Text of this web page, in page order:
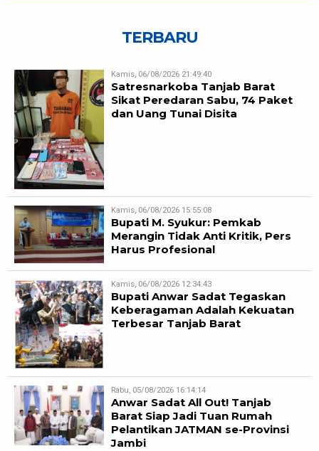
TERBARU
Kamis, 06/08/2026 21:49:40
Satresnarkoba Tanjab Barat
Sikat Peredaran Sabu, 74 Paket
dan Uang Tunai Disita
Kamis, 06/08/2026 15:55:08
Bupati M. Syukur: Pemkab
Merangin Tidak Anti Kritik, Pers
Harus Profesional
Kamis, 06/08/2026 12:34:43
Bupati Anwar Sadat Tegaskan
Keberagaman Adalah Kekuatan
Terbesar Tanjab Barat
Rabu, 05/08/2026 16:14:14
Anwar Sadat All Out! Tanjab
Barat Siap Jadi Tuan Rumah
Pelantikan JATMAN se-Provinsi
Jambi